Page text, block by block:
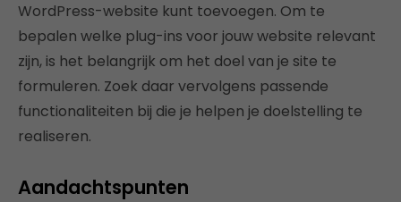
WordPress-website kunt toevoegen. Om te
bepalen welke plug-ins voor jouw website relevant
zijn, is het belangrijk om het doel van je site te
formuleren. Zoek daar vervolgens passende
functionaliteiten bij die je helpen je doelstelling te
realiseren.
Aandachtspunten